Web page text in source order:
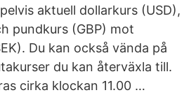
aktuell dollarkurs (USD),
pundkurs (GBP) mot
Du kan också vända på
du kan återväxla till.
cirka klockan 11.00 …